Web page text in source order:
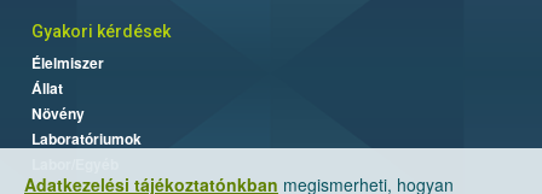
Adatkezelési tájékoztatónkban megismerheti, hogyan
Gyakori kérdések
Élelmiszer
Állat
Növény
Laboratóriumok